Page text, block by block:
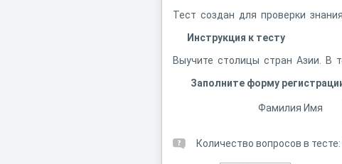
Тест создан для проверки
Инструкция к тесту
Выучите столицы стран Азии. В
Заполните форму
Фамилия Имя
Количество вопросов в тесте: